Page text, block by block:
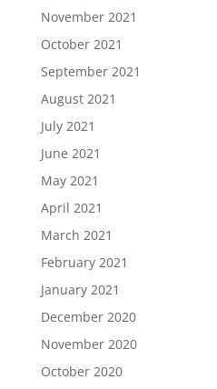
November 2021
October 2021
September 2021
August 2021
July 2021
June 2021
May 2021
April 2021
March 2021
February 2021
January 2021
December 2020
November 2020
October 2020